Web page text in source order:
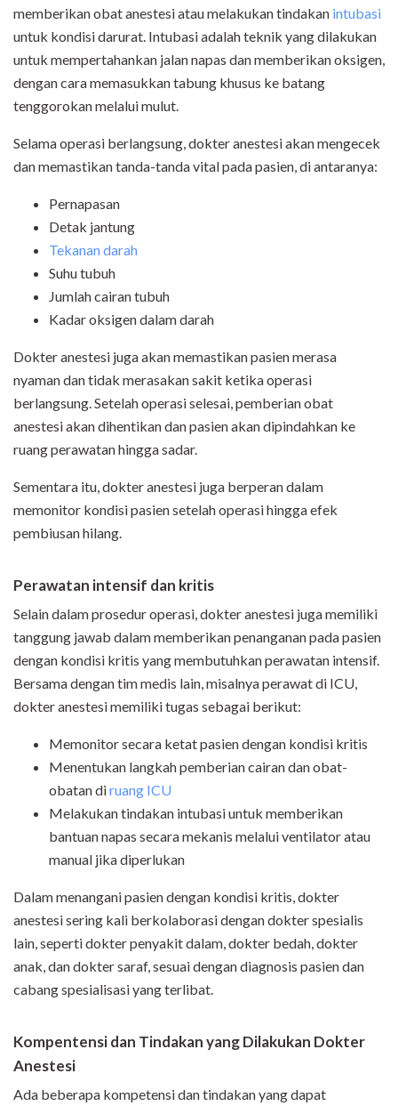
memberikan obat anestesi atau melakukan tindakan intubasi
untuk kondisi darurat. Intubasi adalah teknik yang dilakukan
untuk mempertahankan jalan napas dan memberikan oksigen,
dengan cara memasukkan tabung khusus ke batang
tenggorokan melalui mulut.
Selama operasi berlangsung, dokter anestesi akan mengecek
dan memastikan tanda-tanda vital pada pasien, di antaranya:
Pernapasan
Detak jantung
Tekanan darah
Suhu tubuh
Jumlah cairan tubuh
Kadar oksigen dalam darah
Dokter anestesi juga akan memastikan pasien merasa
nyaman dan tidak merasakan sakit ketika operasi
berlangsung. Setelah operasi selesai, pemberian obat
anestesi akan dihentikan dan pasien akan dipindahkan ke
ruang perawatan hingga sadar.
Sementara itu, dokter anestesi juga berperan dalam
memonitor kondisi pasien setelah operasi hingga efek
pembiusan hilang.
Perawatan intensif dan kritis
Selain dalam prosedur operasi, dokter anestesi juga memiliki
tanggung jawab dalam memberikan penanganan pada pasien
dengan kondisi kritis yang membutuhkan perawatan intensif.
Bersama dengan tim medis lain, misalnya perawat di ICU,
dokter anestesi memiliki tugas sebagai berikut:
Memonitor secara ketat pasien dengan kondisi kritis
Menentukan langkah pemberian cairan dan obat-
obatan diruang ICU
Melakukan tindakan intubasi untuk memberikan
bantuan napas secara mekanis melalui ventilator atau
manual jika diperlukan
Dalam menangani pasien dengan kondisi kritis, dokter
anestesi sering kali berkolaborasi dengan dokter spesialis
lain, seperti dokter penyakit dalam, dokter bedah, dokter
anak, dan dokter saraf, sesuai dengan diagnosis pasien dan
cabang spesialisasi yang terlibat.
Kompentensi dan Tindakan yang Dilakukan Dokter
Anestesi
Ada beberapa kompetensi dan tindakan yang dapat